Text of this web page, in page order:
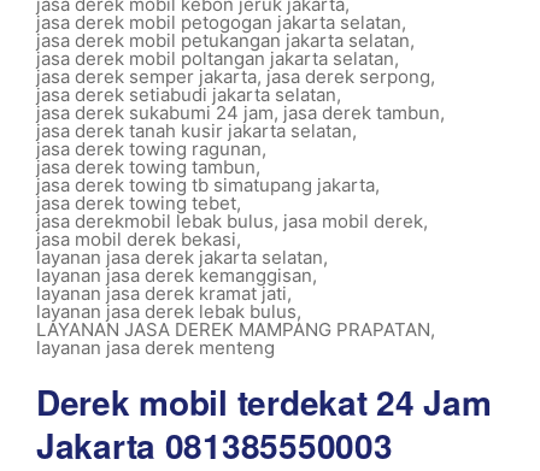
jasa derek mobil petogogan jakarta selatan,
jasa derek mobil petukangan jakarta selatan,
jasa derek mobil poltangan jakarta selatan,
jasa derek semper jakarta, jasa derek serpong,
jasa derek setiabudi jakarta selatan,
jasa derek sukabumi 24 jam, jasa derek tambun,
jasa derek tanah kusir jakarta selatan,
jasa derek towing ragunan,
jasa derek towing tambun,
jasa derek towing tb simatupang jakarta,
jasa derek towing tebet,
jasa derekmobil lebak bulus, jasa mobil derek,
jasa mobil derek bekasi,
layanan jasa derek jakarta selatan,
layanan jasa derek kemanggisan,
layanan jasa derek kramat jati,
layanan jasa derek lebak bulus,
LAYANAN JASA DEREK MAMPANG PRAPATAN,
layanan jasa derek menteng
Derek mobil terdekat 24 Jam
Jakarta 081385550003